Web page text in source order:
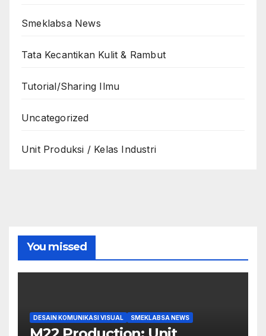
Smeklabsa News
Tata Kecantikan Kulit & Rambut
Tutorial/Sharing Ilmu
Uncategorized
Unit Produksi / Kelas Industri
You missed
DESAIN KOMUNIKASI VISUAL SMEKLABSA NEWS